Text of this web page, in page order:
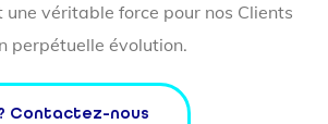
une véritable force pour nos Clients
perpétuelle évolution.
Contactez-nous